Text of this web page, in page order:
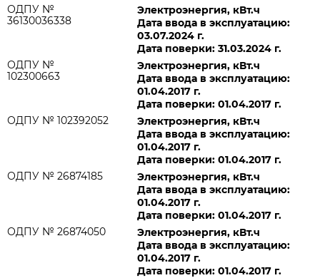
ОДПУ №
36130036338
Электроэнергия, кВт.ч
Дата ввода в эксплуатацию:
03.07.2024 г.
Дата поверки: 31.03.2024 г.
ОДПУ №
102300663
Электроэнергия, кВт.ч
Дата ввода в эксплуатацию:
01.04.2017 г.
Дата поверки: 01.04.2017 г.
ОДПУ № 102392052
Электроэнергия, кВт.ч
Дата ввода в эксплуатацию:
01.04.2017 г.
Дата поверки: 01.04.2017 г.
ОДПУ № 26874185
Электроэнергия, кВт.ч
Дата ввода в эксплуатацию:
01.04.2017 г.
Дата поверки: 01.04.2017 г.
ОДПУ № 26874050
Электроэнергия, кВт.ч
Дата ввода в эксплуатацию:
01.04.2017 г.
Дата поверки: 01.04.2017 г.